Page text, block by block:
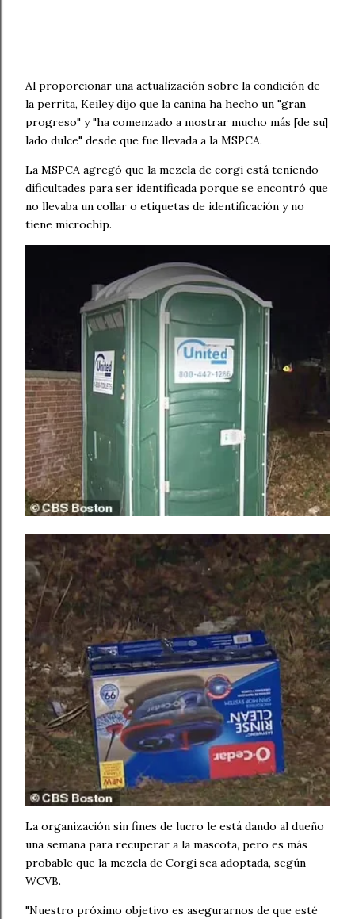
Al proporcionar una actualización sobre la condición de
la perrita, Keiley dijo que la canina ha hecho un "gran
progreso" y "ha comenzado a mostrar mucho más [de su]
lado dulce" desde que fue llevada a la MSPCA.
La MSPCA agregó que la mezcla de corgi está teniendo
dificultades para ser identificada porque se encontró que
no llevaba un collar o etiquetas de identificación y no
tiene microchip.
La organización sin fines de lucro le está dando al dueño
una semana para recuperar a la mascota, pero es más
probable que la mezcla de Corgi sea adoptada, según
WCVB.
"Nuestro próximo objetivo es asegurarnos de que esté